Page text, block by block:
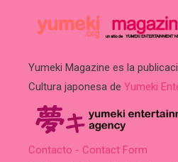
Yumeki Magazine es la
Cultura japonesa de Yumeki
Contacto - Contact Form